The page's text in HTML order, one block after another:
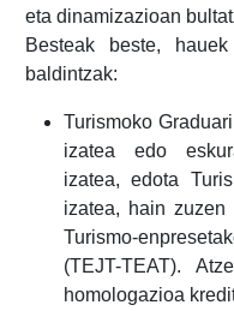
eta dinamizazioan
Besteak beste,
baldintzak:
Turismoko
izatea edo
izatea, edota
izatea, hain zuzen
Turismo-
(TEJT-TEAT).
homologazioa